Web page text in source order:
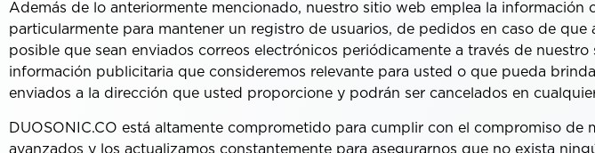
Además de lo anteriormente mencionado, nuestro sitio web emplea la
particularmente para mantener un registro de usuarios, de pedidos en caso de
posible que sean enviados correos electrónicos periódicamente a través de
información publicitaria que consideremos relevante para usted o que pueda
enviados a la dirección que usted proporcione y podrán ser cancelados en
DUOSONIC.CO está altamente comprometido para cumplir con el compromiso de
avanzados y los actualizamos constantemente para asegurarnos que no exista